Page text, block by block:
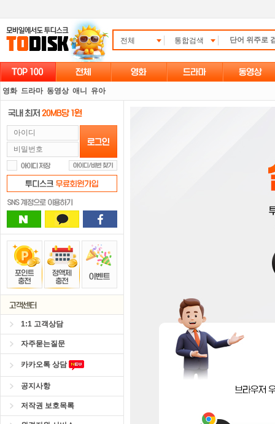
전체 통합검색
영화 드라마 동영상 애니 유아
1:1 고객상담
자주묻는질문
카카오톡 상담
공지사항
저작권 보호목록